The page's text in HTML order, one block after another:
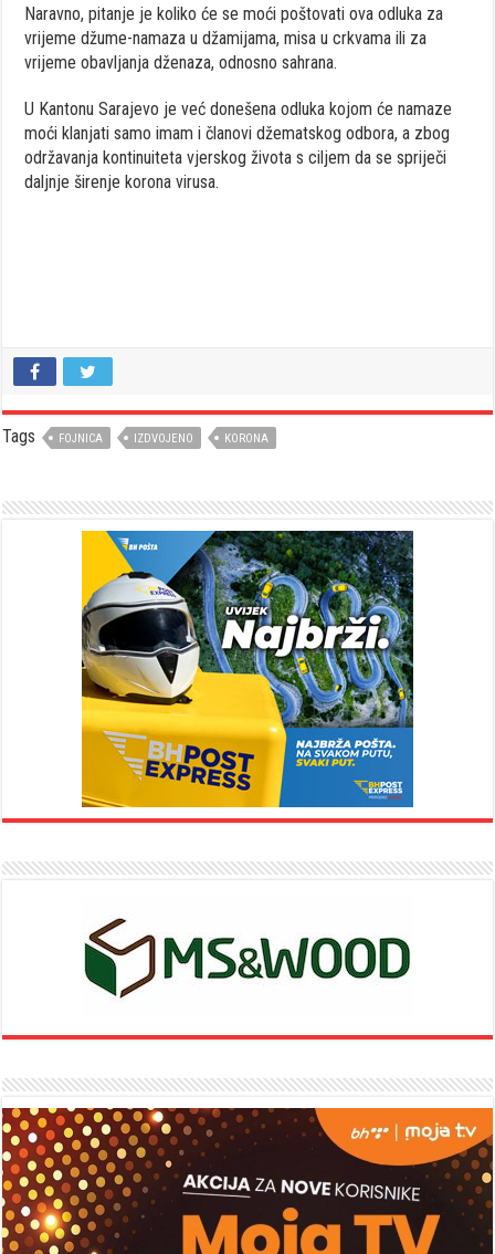
Naravno, pitanje je koliko će se moći poštovati ova odluka za
vrijeme džume-namaza u džamijama, misa u crkvama ili za
vrijeme obavljanja dženaza, odnosno sahrana.
U Kantonu Sarajevo je već donešena odluka kojom će namaze
moći klanjati samo imam i članovi džematskog odbora, a zbog
održavanja kontinuiteta vjerskog života s ciljem da se spriječi
daljnje širenje korona virusa.
Tags FOJNICA IZDVOJENO KORONA